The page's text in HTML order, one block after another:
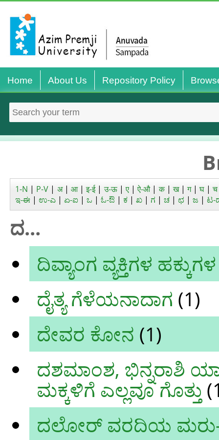
Home About Us Repository Policy
1-N | P-V | अ| आ|इ-ई|उ-ऊ|ए|ऐ-औ|क|ख|ग|घ|च
ಇ-ಈ | ಉ-ಎ | ಏ-ಐ | ಒ | ಓ-ಔ | ಕ | ಖ | ಗ | ಚ | ಛ | ಜ | ಟ-
ದ...
ದಿವ್ಯಾಂಗ ವ್ಯಕ್ತಿಗಳ
ದೈತ್ಯ ಗೆಳೆಯನಾದಾಗ (1)
ದೇವರ ಕೋನ (1)
ದಶಮಾಂಶ, ಭಿನ್ನರಾಶಿ
ಮಕ್ಕಳಿಗೆ ಎಲ್ಲವೂ ಗೊತ್ತು
ದಲೋರ್ ವರದಿಯ ಮರು-